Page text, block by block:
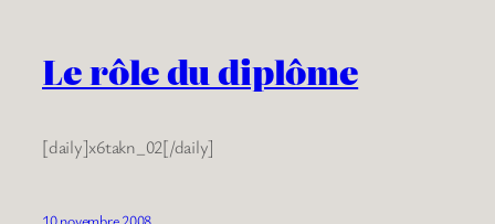
Le rôle du diplôme
[daily]x6takn_02[/daily]